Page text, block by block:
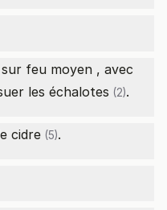
feu moyen , avec
les échalotes (2).
cidre (5).